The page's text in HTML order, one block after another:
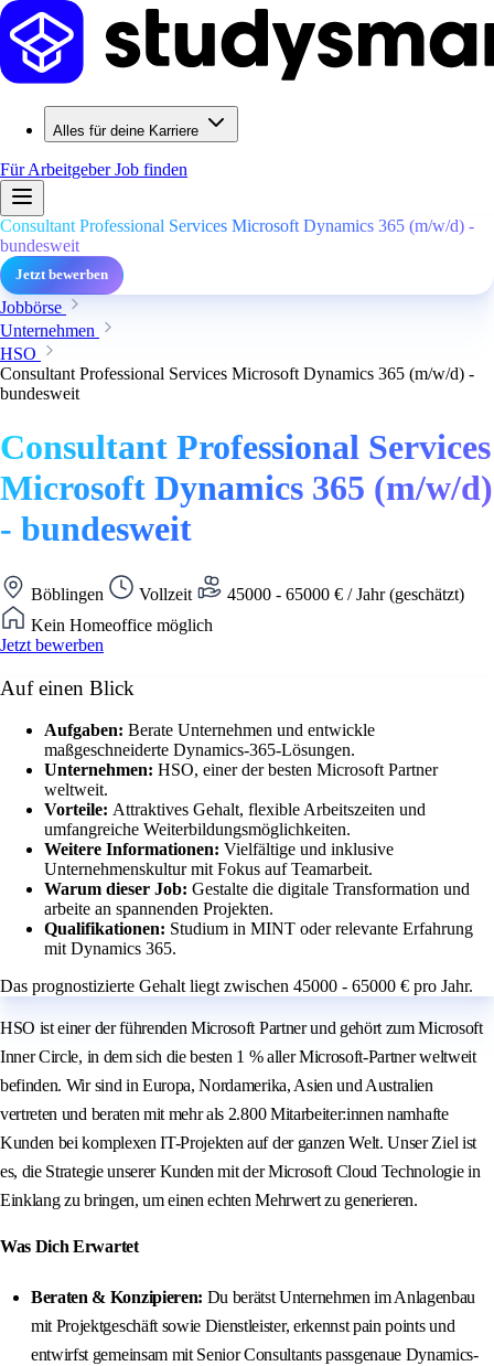
Alles für deine Karriere
Für ArbeitgeberJob finden
Consultant Professional Services Microsoft Dynamics 365 (m/w/d) -
bundesweit
Jetzt bewerben
Jobbörse
Unternehmen
HSO
Consultant Professional Services Microsoft Dynamics 365 (m/w/d) -
bundesweit
Consultant Professional Services
Microsoft Dynamics 365 (m/w/d)
- bundesweit
Böblingen Vollzeit
45000 - 65000 € / Jahr (geschätzt)
Kein Homeoffice möglich
Jetzt bewerben
Auf einen Blick
Aufgaben: Berate Unternehmen und entwickle
maßgeschneiderte Dynamics-365-Lösungen.
Unternehmen: HSO, einer der besten Microsoft Partner
weltweit.
Vorteile: Attraktives Gehalt, flexible Arbeitszeiten und
umfangreiche Weiterbildungsmöglichkeiten.
Weitere Informationen: Vielfältige und inklusive
Unternehmenskultur mit Fokus auf Teamarbeit.
Warum dieser Job: Gestalte die digitale Transformation und
arbeite an spannenden Projekten.
Qualifikationen: Studium in MINT oder relevante Erfahrung
mit Dynamics 365.
Das prognostizierte Gehalt liegt zwischen 45000 - 65000 € pro Jahr.
HSO ist einer der führenden Microsoft Partner und gehört zum Microsoft
Inner Circle, in dem sich die besten 1 % aller Microsoft-Partner weltweit
befinden. Wir sind in Europa, Nordamerika, Asien und Australien
vertreten und beraten mit mehr als 2.800 Mitarbeiter:innen namhafte
Kunden bei komplexen IT-Projekten auf der ganzen Welt. Unser Ziel ist
es, die Strategie unserer Kunden mit der Microsoft Cloud Technologie in
Einklang zu bringen, um einen echten Mehrwert zu generieren.
Was Dich Erwartet
Beraten & Konzipieren: Du berätst Unternehmen im Anlagenbau
mit Projektgeschäft sowie Dienstleister, erkennst pain points und
entwirfst gemeinsam mit Senior Consultants passgenaue Dynamics-